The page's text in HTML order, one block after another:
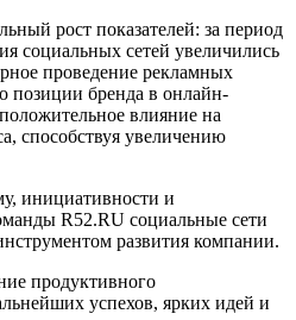
рост показателей: за период
социальных сетей увеличились
проведение рекламных
позиции бренда в онлайн-
влияние на
способствуя увеличению
инициативности и
R52.RU социальные сети
развития компании.
продуктивного
успехов, ярких идей и